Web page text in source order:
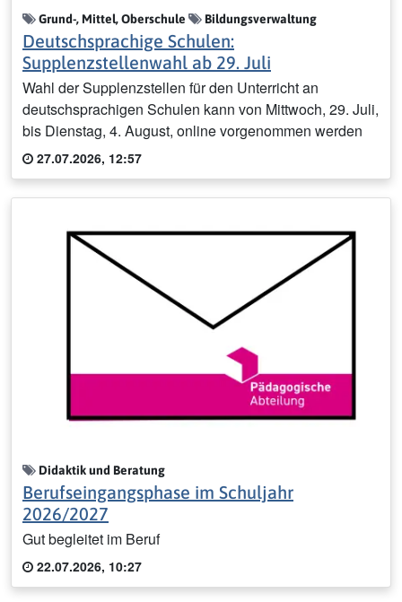
Grund-, Mittel, Oberschule Bildungsverwaltung
Deutschsprachige Schulen:
Supplenzstellenwahl ab 29. Juli
Wahl der Supplenzstellen für den Unterricht an
deutschsprachigen Schulen kann von Mittwoch, 29. Juli,
bis Dienstag, 4. August, online vorgenommen werden
27.07.2026, 12:57
Didaktik und Beratung
Berufseingangsphase im Schuljahr
2026/2027
Gut begleitet im Beruf
22.07.2026, 10:27